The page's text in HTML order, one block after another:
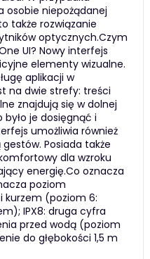
osobie niepożądanej
także rozwiązanie
optycznych.Czym
UI? Nowy interfejs
elementy wizualne.
aplikacji w
na dwie strefy: treści
znajdują się w dolnej
było je dosięgnąć i
umożliwia również
Posiada także
dla wzroku
energię.Co oznacza
poziom
kurzem (poziom 6:
IPX8: druga cyfra
przed wodą (poziom
do głębokości 1,5 m